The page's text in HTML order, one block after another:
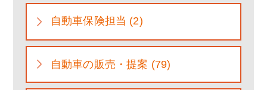
自動車保険担当 (2)
自動車の販売・提案 (79)